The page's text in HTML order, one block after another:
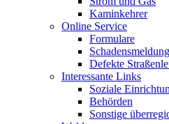
Kaminkehrer
Online Service
Formulare
Defekte
Interessante Links
Soziale
Behörden
Sonstige